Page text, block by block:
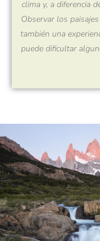
clima y, a diferencia
Observar los
también una
puede dificultar